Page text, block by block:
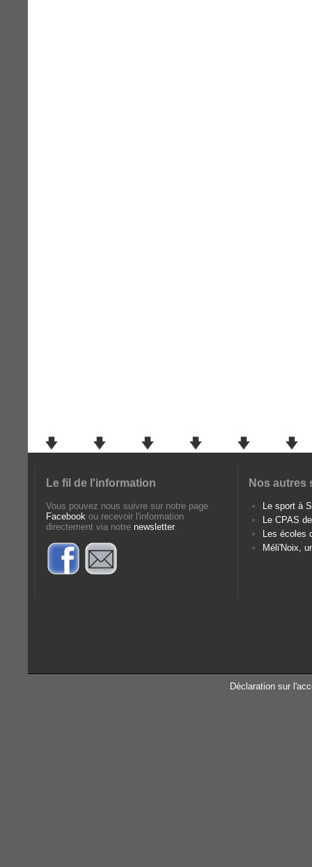
Le fil de l'information
Vous pouvez nous suivre sur notre page
Facebook ou recevoir l'information
directement via notre newsletter.
Nos autres
Le sport à
Le CPAS
Les écoles
Méli'Noix,
Déclaration sur